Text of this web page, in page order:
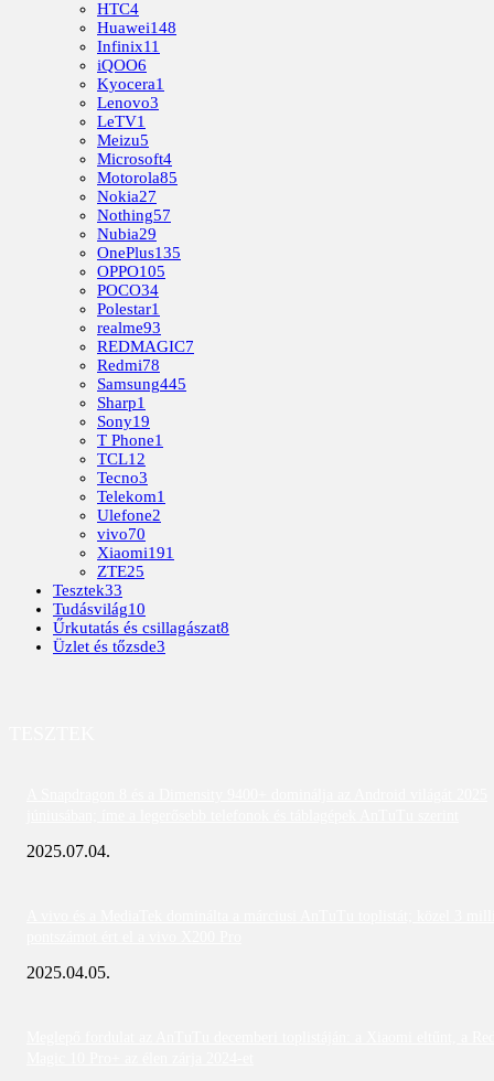
HTC4
Huawei148
Infinix11
iQOO6
Kyocera1
Lenovo3
LeTV1
Meizu5
Microsoft4
Motorola85
Nokia27
Nothing57
Nubia29
OnePlus135
OPPO105
POCO34
Polestar1
realme93
REDMAGIC7
Redmi78
Samsung445
Sharp1
Sony19
T Phone1
TCL12
Tecno3
Telekom1
Ulefone2
vivo70
Xiaomi191
ZTE25
Tesztek33
Tudásvilág10
Űrkutatás és csillagászat8
Üzlet és tőzsde3
2025.07.04.
2025.04.05.